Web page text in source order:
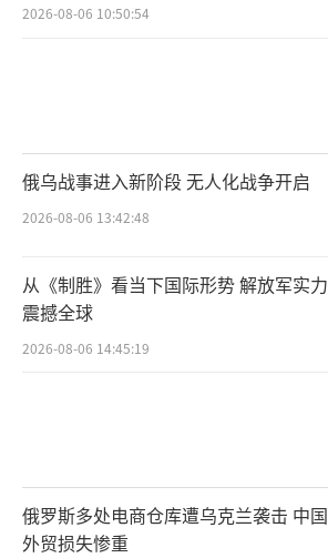
2026-08-06 10:50:54
俄乌战事进入新阶段 无人化战争开启
2026-08-06 13:42:48
从《制胜》看当下国际形势 解放军实力
震撼全球
2026-08-06 14:45:19
俄罗斯多处电商仓库遭乌克兰袭击 中国
外贸损失惨重